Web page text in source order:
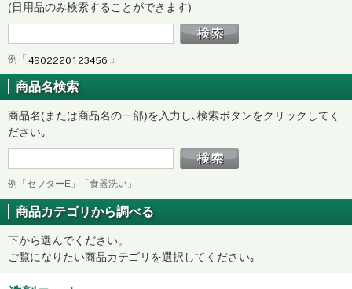
(日用品のみ検索することができます)
例「 」
商品名検索
商品名(または商品名の一部)を入力し､検索ボタンをクリックしてく
ださい｡
例「セフターE」「食器洗い」
商品カテゴリから調べる
下から選んでください。
ご覧になりたい商品カテゴリを選択してください｡